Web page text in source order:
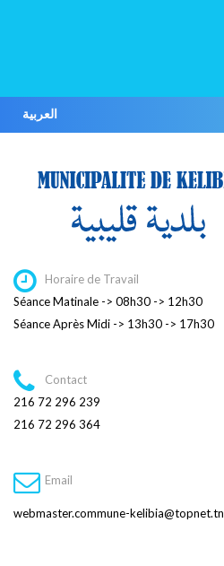
العربية
Horaire de Travail
Séance Matinale -> 08h30 -> 12h30
Séance Après Midi -> 13h30 -> 17h30
Contact
216 72 296 239
216 72 296 364
Email
webmaster.commune-kelibia@topnet.tn